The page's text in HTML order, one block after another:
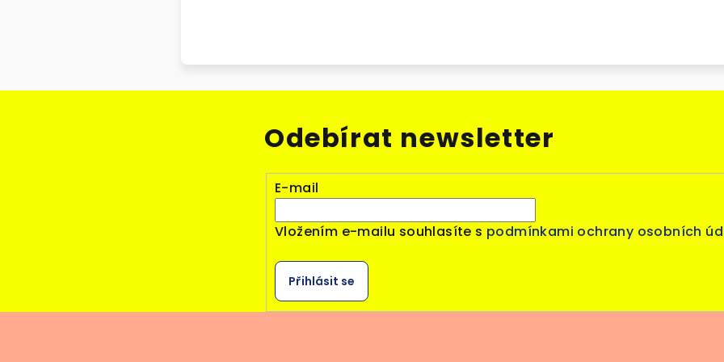
Odebírat newsletter
E-mail
Vložením e-mailu souhlasíte s podmínkami ochrany osobních
Přihlásit se